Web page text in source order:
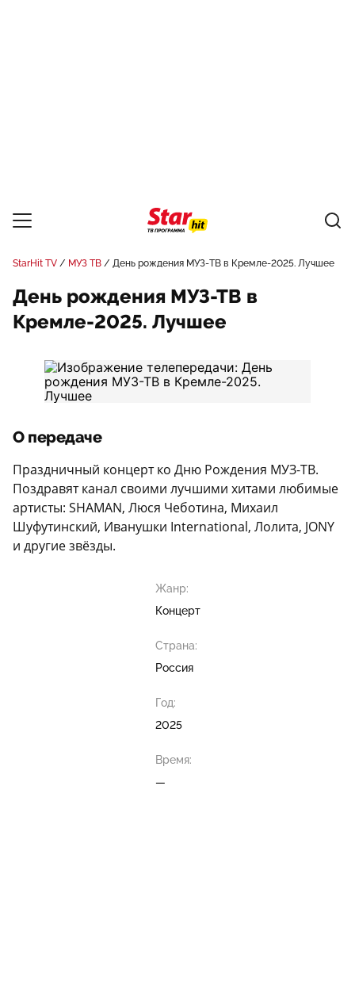
StarHit TV МУЗ ТВ День рождения МУЗ-ТВ в Кремле-2025. Лучшее
День рождения МУЗ-ТВ в
Кремле-2025. Лучшее
О передаче
Праздничный концерт ко Дню Рождения МУЗ-ТВ.
Поздравят канал своими лучшими хитами любимые
артисты: SHAMAN, Люся Чеботина, Михаил
Шуфутинский, Иванушки International, Лолита, JONY
и другие звёзды.
Жанр:
Концерт
Страна:
Россия
Год:
2025
Время:
—